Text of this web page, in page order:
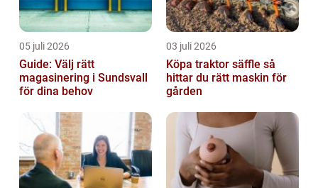
05 juli 2026
Guide: Välj rätt
magasinering i Sundsvall
för dina behov
03 juli 2026
Köpa traktor säffle så
hittar du rätt maskin för
gården